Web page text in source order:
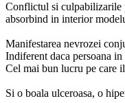
Conflictul si culpabilizarile
absorbind in interior
Manifestarea nevrozei
Indiferent daca persoana
Cel mai bun lucru pe care
Si o boala ulceroasa, o